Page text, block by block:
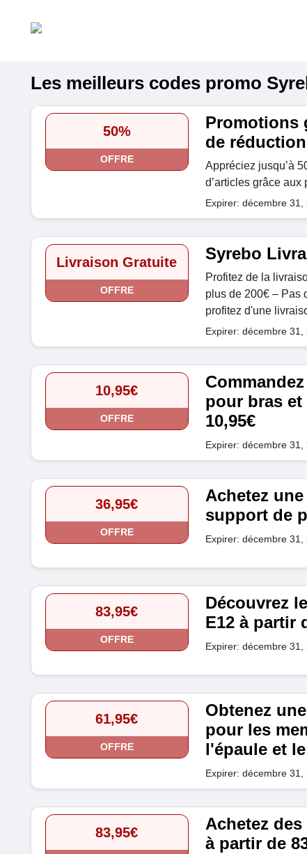
Les meilleurs codes promo
50%
OFFRE
Promotions
de
Appréciez jusqu’à
d’articles grâce aux
Expirer: décembre 31,
Livraison Gratuite
OFFRE
Syrebo
Profitez de la
plus de 200€ – Pas
profitez d'une
Expirer: décembre 31,
10,95€
OFFRE
pour bras
10,95€
Expirer: décembre 31,
36,95€
OFFRE
Achetez
support de
Expirer: décembre 31,
83,95€
OFFRE
Découvrez
E12 à partir
Expirer: décembre 31,
61,95€
OFFRE
Obtenez
pour les
l'épaule et
Expirer: décembre 31,
83,95€
Achetez
à partir de